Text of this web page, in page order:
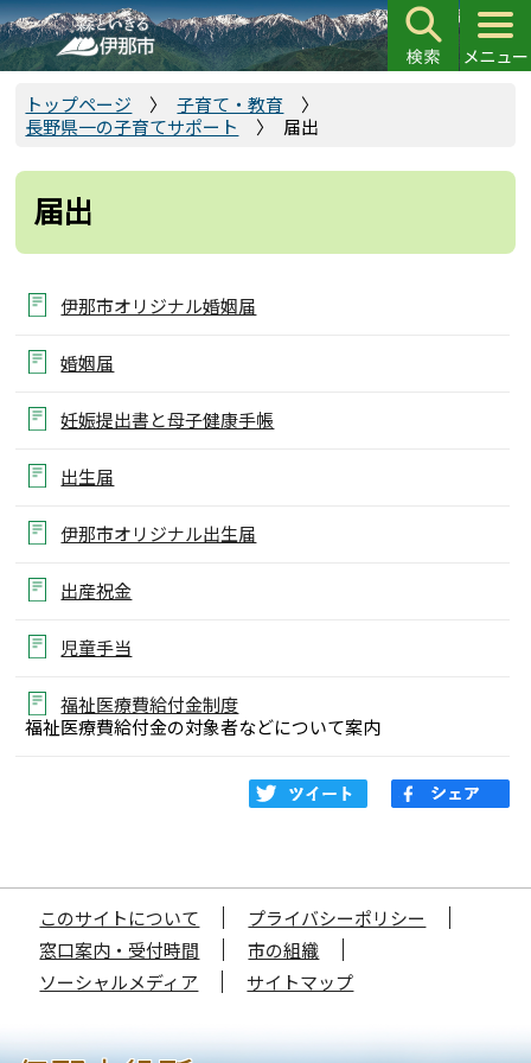
こ
の
ペ
で
トップページ
子育て・教育
長野県一の子育てサポート
届出
届出
伊那市オリジナル婚姻届
婚姻届
妊娠提出書と母子健康手帳
出生届
伊那市オリジナル出生届
出産祝金
児童手当
福祉医療費給付金制度
福祉医療費給付金の対象者などについて案内
このサイトについて
プライバシーポリシー
窓口案内・受付時間
市の組織
ソーシャルメディア
サイトマップ